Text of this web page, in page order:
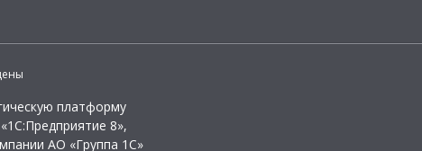
платформу
8»,
АО «Группа 1С»